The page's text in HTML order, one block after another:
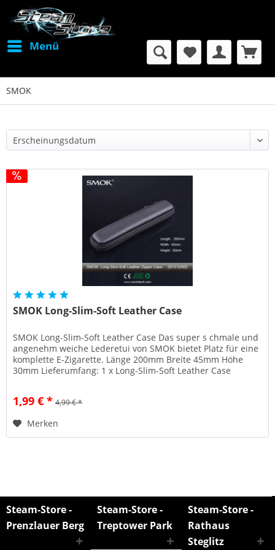
Menü
SMOK
SMOK Long-Slim-Soft Leather Case
SMOK Long-Slim-Soft Leather Case Das super s chmale und
angenehm weiche Lederetui von SMOK bietet Platz für eine
komplette E-Zigarette. Länge 200mm Breite 45mm Höhe
30mm Lieferumfang: 1 x Long-Slim-Soft Leather Case
1,99 € * 4,99 € *
Merken
Steam-Store -
Prenzlauer Berg
Steam-Store -
Treptower Park
Steam-Store -
Rathaus
Steglitz